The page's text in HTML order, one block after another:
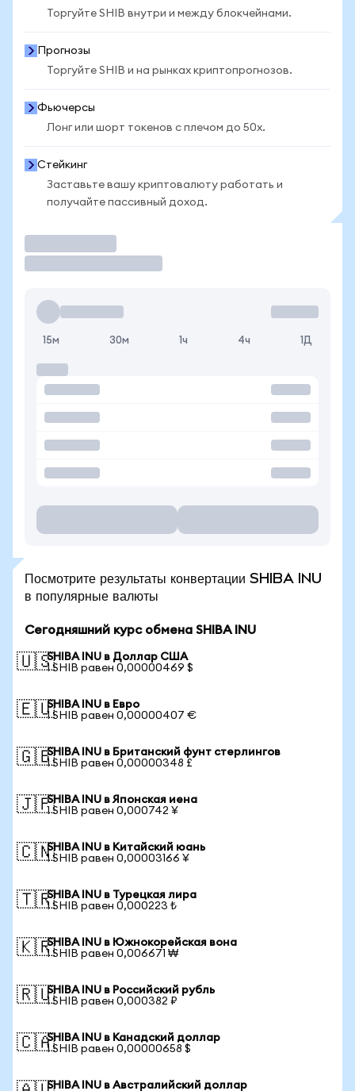
Торгуйте SHIB внутри и между блокчейнами.
Прогнозы
Торгуйте SHIB и на рынках криптопрогнозов.
Фьючерсы
Лонг или шорт токенов с плечом до 50x.
Стейкинг
Заставьте вашу криптовалюту работать и
получайте пассивный доход.
15м 30м 1ч 4ч 1Д
Посмотрите результаты конвертации SHIBA INU
в популярные валюты
Сегодняшний курс обмена SHIBA INU
🇺🇸SHIBA INU в Доллар США
1 SHIB равен 0,00000469 $
🇪🇺SHIBA INU в Евро
1 SHIB равен 0,00000407 €
🇬🇧SHIBA INU в Британский фунт стерлингов
1 SHIB равен 0,00000348 £
🇯🇵SHIBA INU в Японская иена
1 SHIB равен 0,000742 ¥
🇨🇳SHIBA INU в Китайский юань
1 SHIB равен 0,00003166 ¥
🇹🇷SHIBA INU в Турецкая лира
1 SHIB равен 0,000223 ₺
🇰🇷SHIBA INU в Южнокорейская вона
1 SHIB равен 0,006671 ₩
🇷🇺SHIBA INU в Российский рубль
1 SHIB равен 0,000382 ₽
🇨🇦SHIBA INU в Канадский доллар
1 SHIB равен 0,00000658 $
SHIBA INU в Австралийский доллар